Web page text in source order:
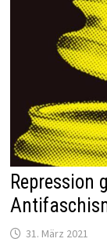
Repression
31. März 2021